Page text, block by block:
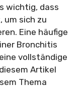
wichtig, dass
um sich zu
Eine häufige
Bronchitis
vollständige
Artikel
Thema